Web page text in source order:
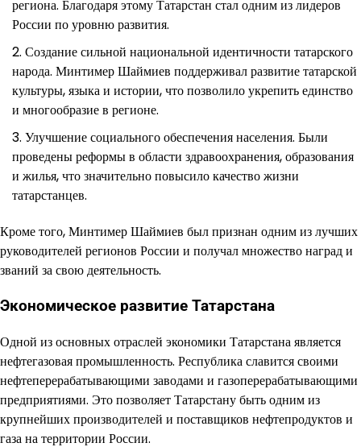
региона. Благодаря этому Татарстан стал одним из лидеров
России по уровню развития.
Создание сильной национальной идентичности татарского
народа. Минтимер Шаймиев поддерживал развитие татарской
культуры, языка и истории, что позволило укрепить единство
и многообразие в регионе.
Улучшение социального обеспечения населения. Были
проведены реформы в области здравоохранения, образования
и жилья, что значительно повысило качество жизни
татарстанцев.
Кроме того, Минтимер Шаймиев был признан одним из лучших
руководителей регионов России и получал множество наград и
званий за свою деятельность.
Экономическое развитие Татарстана
Одной из основных отраслей экономики Татарстана является
нефтегазовая промышленность. Республика славится своими
нефтеперерабатывающими заводами и газоперерабатывающими
предприятиями. Это позволяет Татарстану быть одним из
крупнейших производителей и поставщиков нефтепродуктов и
газа на территории России.